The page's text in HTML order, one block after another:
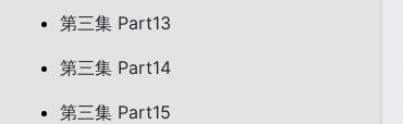
第三集 Part13
第三集 Part14
第三集 Part15